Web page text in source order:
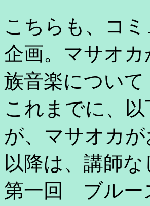
こちらも、コ
企画。マサオ
族音楽につい
これまでに、
が、マサオカ
以降は、講師
第一回 ブルー